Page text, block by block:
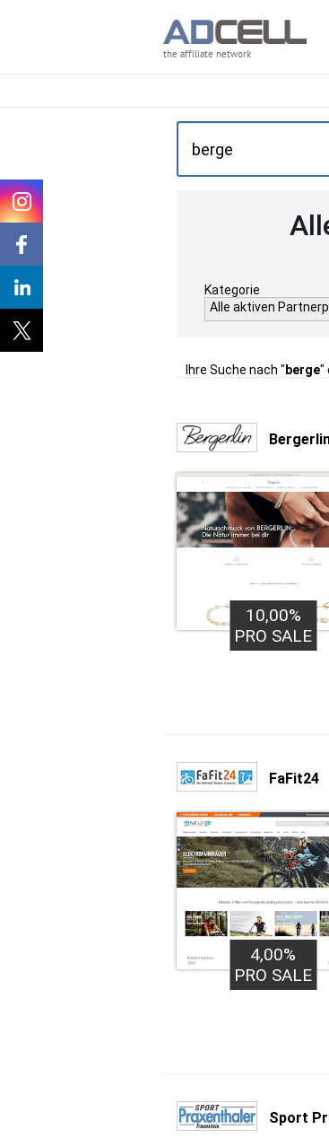
the affiliate network
Kategorie
Alle aktiven
Ihre Suche nach " berge"
10,00%
PRO SALE
FaFit24
4,00%
PRO SALE
Sport